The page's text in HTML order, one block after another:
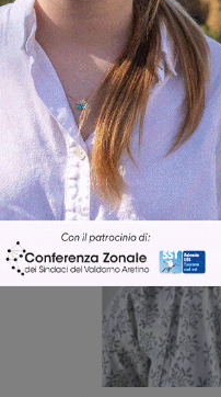
Ultime Notizie